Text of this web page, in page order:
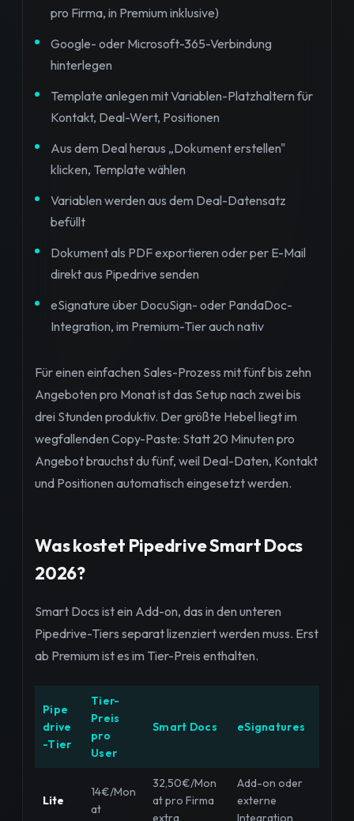
pro Firma, in Premium inklusive)
Google- oder Microsoft-365-Verbindung
hinterlegen
Template anlegen mit Variablen-Platzhaltern für
Kontakt, Deal-Wert, Positionen
Aus dem Deal heraus „Dokument erstellen"
klicken, Template wählen
Variablen werden aus dem Deal-Datensatz
befüllt
Dokument als PDF exportieren oder per E-Mail
direkt aus Pipedrive senden
eSignature über DocuSign- oder PandaDoc-
Integration, im Premium-Tier auch nativ
Für einen einfachen Sales-Prozess mit fünf bis zehn
Angeboten pro Monat ist das Setup nach zwei bis
drei Stunden produktiv. Der größte Hebel liegt im
wegfallenden Copy-Paste: Statt 20 Minuten pro
Angebot brauchst du fünf, weil Deal-Daten, Kontakt
und Positionen automatisch eingesetzt werden.
Was kostet Pipedrive Smart Docs
2026?
Smart Docs ist ein Add-on, das in den unteren
Pipedrive-Tiers separat lizenziert werden muss. Erst
ab Premium ist es im Tier-Preis enthalten.
Pipe
drive
-Tier
Tier-
Preis
pro
User
Smart Docs eSignatures
Lite
14€/Mon
at
32,50€/Mon
at pro Firma
extra
Add-on oder
externe
Integration